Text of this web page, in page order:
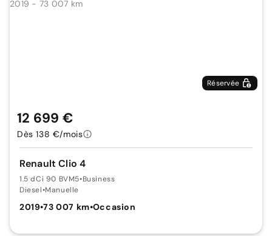
Réservée
Renault Clio 4
1.5 dCi 90 BVM5•Business
Diesel•Manuelle
2019•73 007 km•Occasion
12 699 €
Dès 138 €/mois